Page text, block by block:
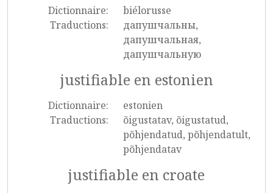
Dictionnaire:
biélorusse
Traductions:
дапушчальны,
дапушчальная,
дапушчальную
justifiable en estonien
Dictionnaire:
estonien
Traductions:
õigustatav, õigustatud,
põhjendatud, põhjendatult,
põhjendatav
justifiable en croate